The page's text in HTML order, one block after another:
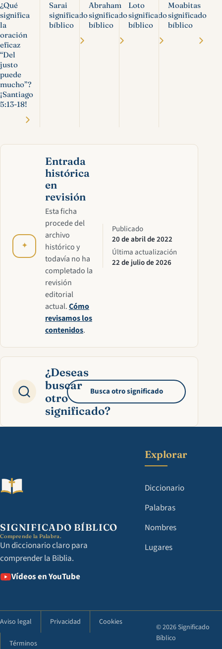
¿Qué
significa
la
oración
eficaz
“Del
justo
puede
mucho”?
¡Santiago
5:13-18!
Sarai
significado
bíblico
Abraham
significado
bíblico
Loto
significado
bíblico
Moabitas
significado
bíblico
✦
Entrada
histórica
en
revisión
Esta ficha
procede del
archivo
histórico y
todavía no ha
completado la
revisión
editorial
actual.Cómo
revisamos los
contenidos.
Publicado
20 de abril de 2022
Última actualización
22 de julio de 2026
¿Deseas
buscar
otro
significado?
Busca otro significado
SIGNIFICADO BÍBLICO
Comprende la Palabra.
Un diccionario claro para
comprender la Biblia.
Vídeos en YouTube
Explorar
Diccionario
Palabras
Nombres
Lugares
Aviso legal Privacidad Cookies
Términos
© 2026 Significado
Bíblico